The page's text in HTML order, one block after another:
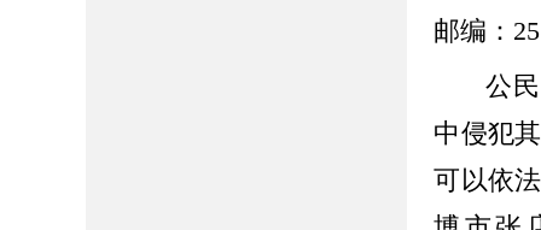
邮编：
公
中侵犯
可以依